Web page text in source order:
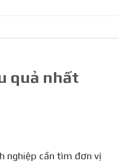
quả nhất
nghiệp cần tìm đơn vị